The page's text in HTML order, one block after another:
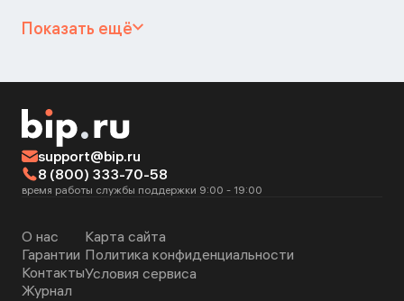
Показать ещё
support@bip.ru
8 (800) 333-70-58
время работы службы поддержки 9:00 - 19:00
О нас
Гарантии
Контакты
Журнал
Карта сайта
Политика конфиденциальности
Условия сервиса